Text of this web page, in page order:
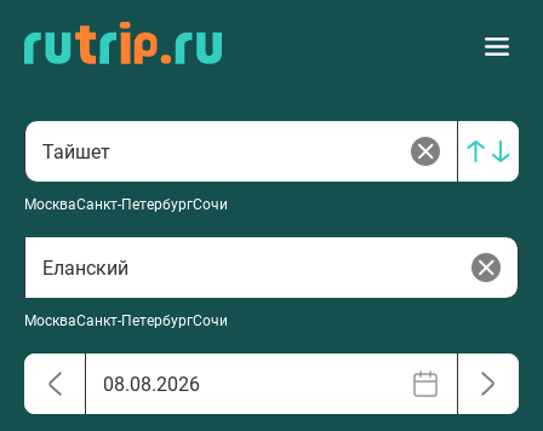
МоскваСанкт-ПетербургСочи
МоскваСанкт-ПетербургСочи